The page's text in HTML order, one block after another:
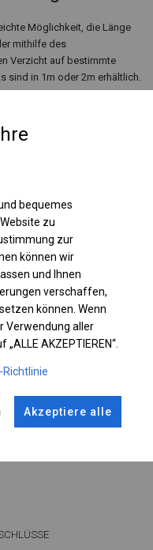
Möglichkeit, die Länge
mithilfe des
Verzicht auf bestimmte
sind in 1m oder 2m erhältlich.
bequemes
zu
zur
können wir
und Ihnen
verschaffen,
können. Wenn
Verwendung aller
AKZEPTIEREN“.
Akzeptiere alle